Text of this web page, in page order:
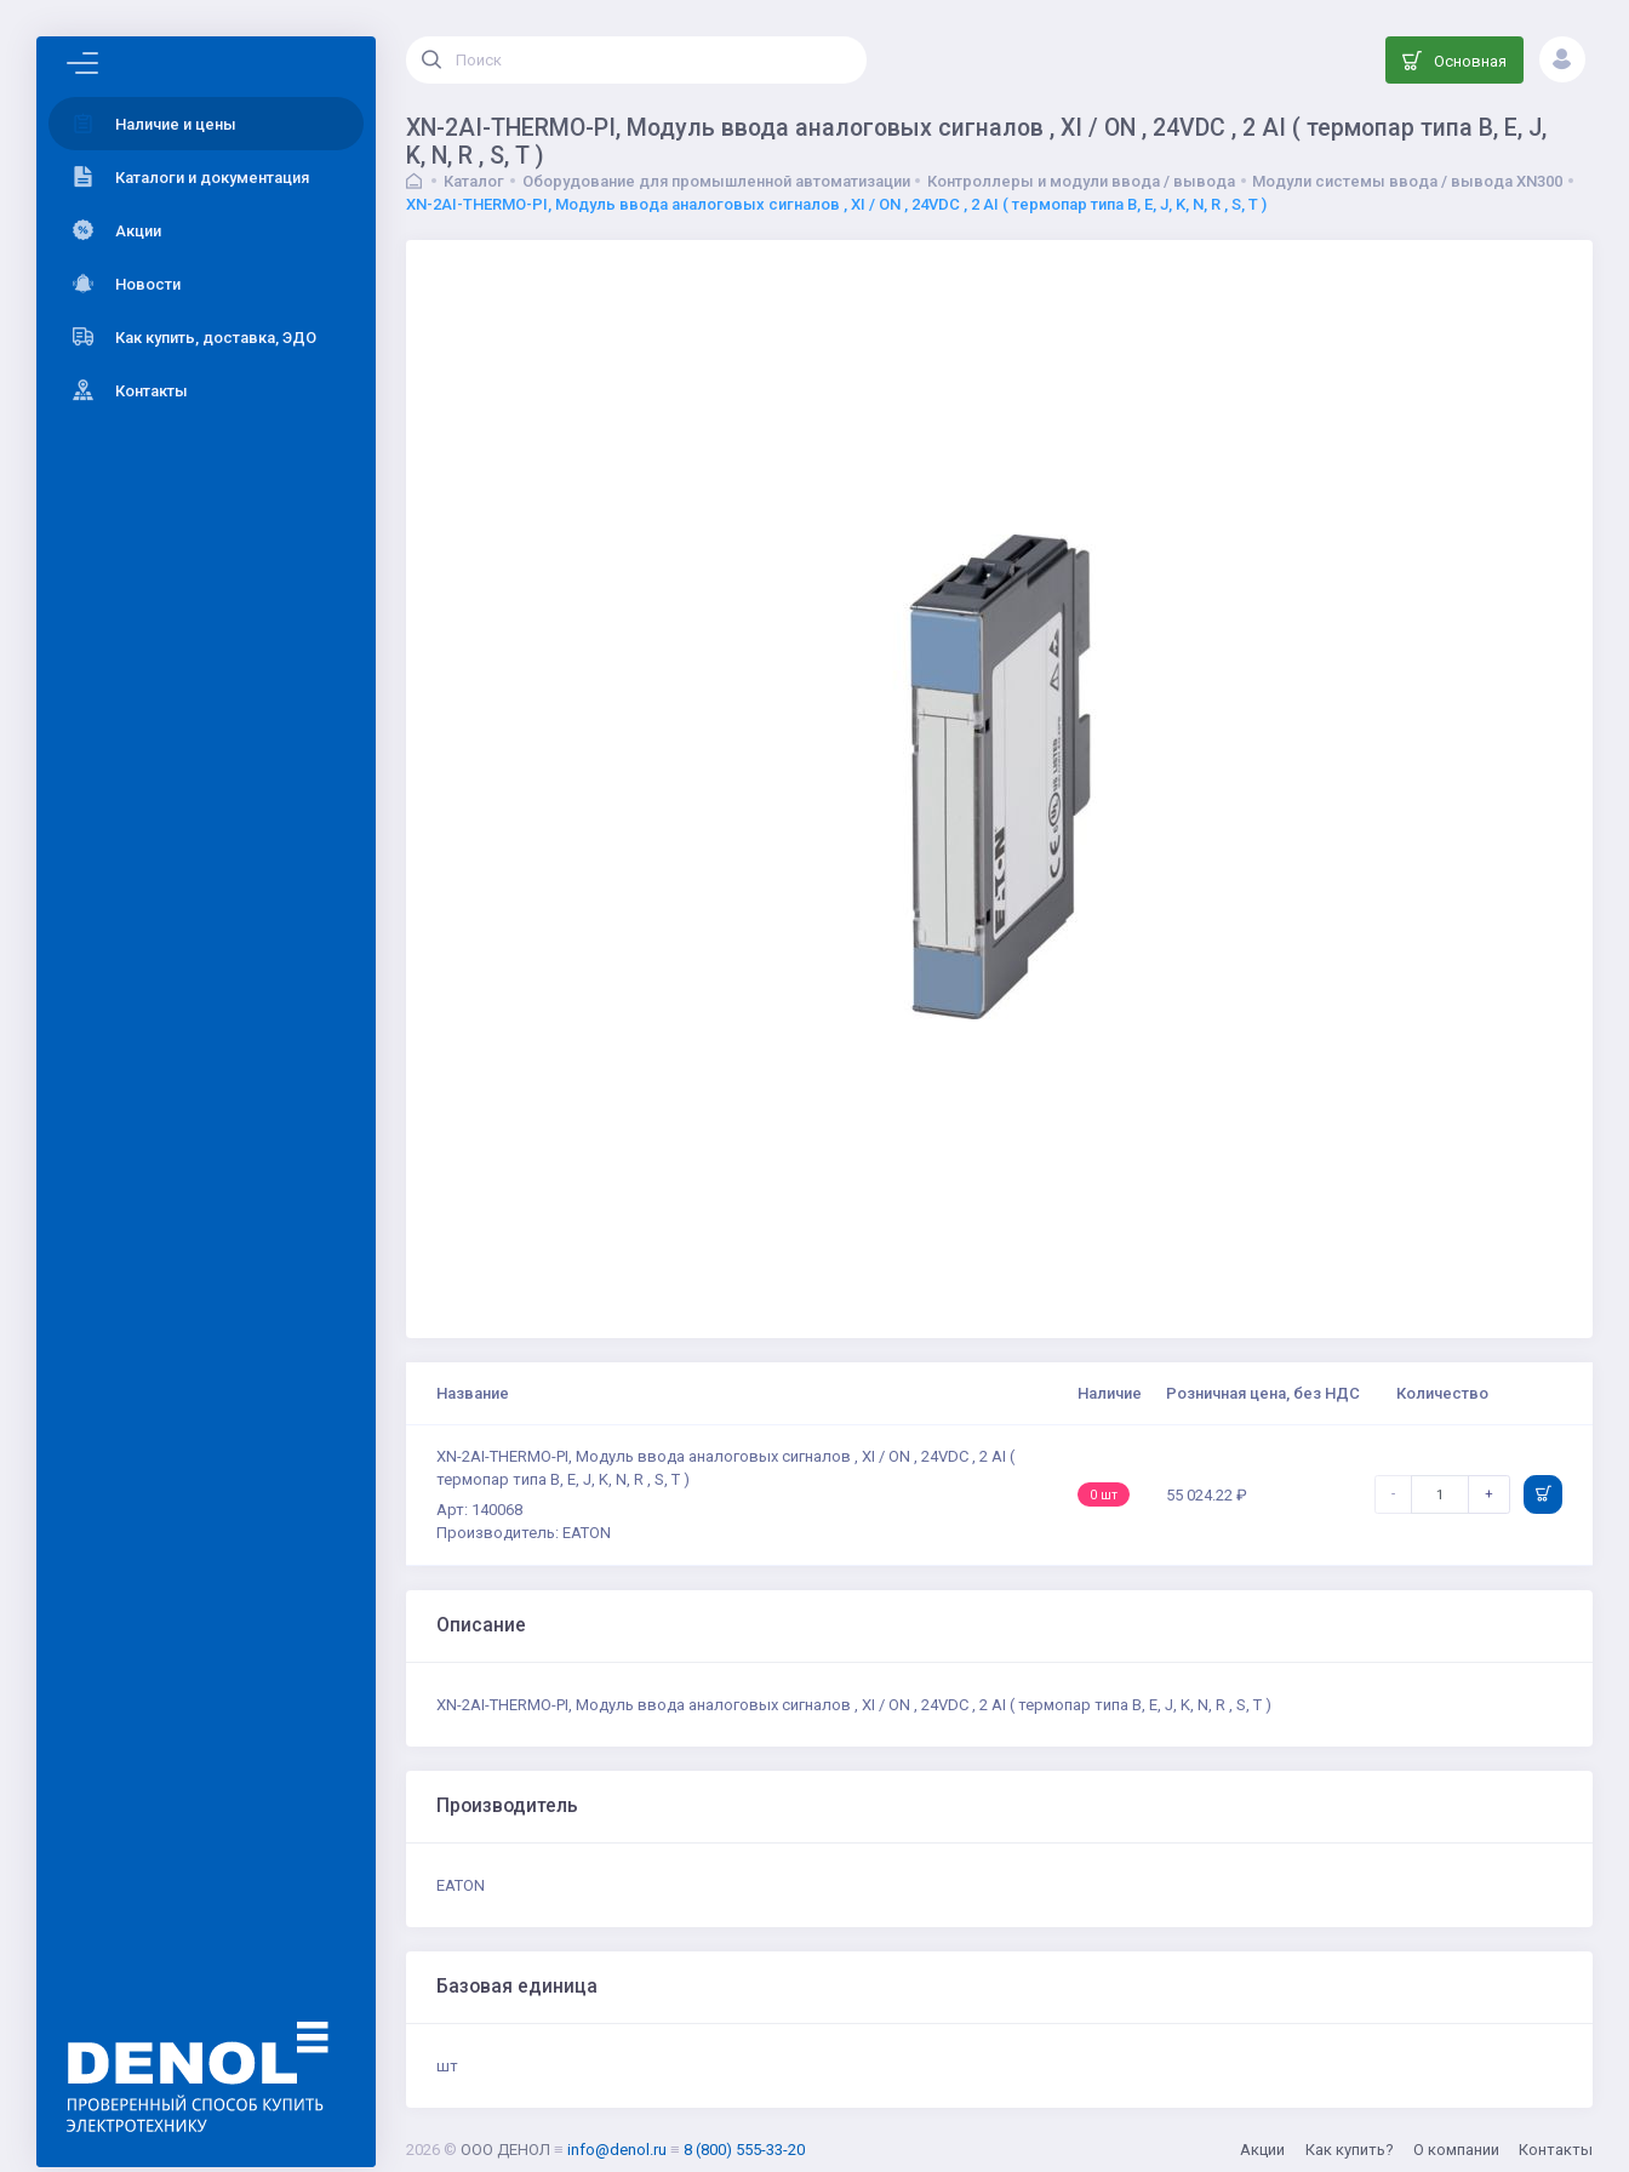
Наличие и цены
Каталоги и документация
Акции
Новости
Как купить, доставка, ЭДО
Контакты
Основная
XN-2AI-THERMO-PI, Модуль ввода аналоговых сигналов , XI / ON , 24VDC , 2 AI ( термопар типа B, E, J,
K, N, R , S, T )
Каталог Оборудование для промышленной автоматизации Контроллеры и модули ввода / вывода
Модули системы ввода / вывода XN300
XN-2AI-THERMO-PI, Модуль ввода аналоговых сигналов , XI / ON , 24VDC , 2 AI ( термопар типа B, E, J, K, N, R , S, T )
Название Наличие Розничная цена, без НДС Количество
XN-2AI-THERMO-PI, Модуль ввода аналоговых сигналов , XI / ON , 24VDC , 2 AI (
термопар типа B, E, J, K, N, R , S, T )
Арт: 140068
Производитель: EATON
0 шт 55 024.22 ₽ - +
Описание
XN-2AI-THERMO-PI, Модуль ввода аналоговых сигналов , XI / ON , 24VDC , 2 AI ( термопар типа B, E, J, K, N, R , S, T )
Производитель
EATON
Базовая единица
шт
2026 © ООО ДЕНОЛ ≡ info@denol.ru ≡ 8 (800) 555-33-20 Акции Как купить? О компании Контакты